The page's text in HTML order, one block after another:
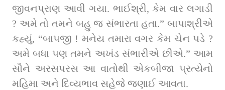
જીવનપ્રાણ આવી ગયા. ભાઈશ્રી, કેમ વાર લગાડી
? અમે તો તમને બહુ જ સંભારતા હતા.” બાપાશ્રીએ
કહ્યું, “બાપજી ! મનેય તમારા વગર કેમ ચેન પડે ?
અમે બધા પણ તમને અખંડ સંભારીએ છીએ.” આમ
સૌને અરસપરસ આ વાતોથી એકબીજા પ્રત્યેનો
મહિમા અને દિવ્યભાવ સહેજે જણાઈ આવતા.